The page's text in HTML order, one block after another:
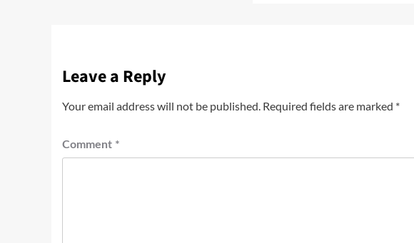
Leave a Reply
Your email address will not be published. Required fields are marked *
Comment *